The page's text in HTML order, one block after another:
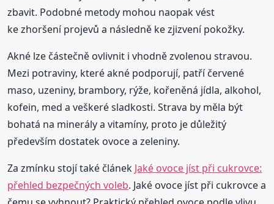
zbavit. Podobné metody mohou naopak vést
ke zhoršení projevů a následně ke zjizvení pokožky.
Akné lze částečně ovlivnit i vhodně zvolenou stravou.
Mezi potraviny, které akné podporují, patří červené
maso, uzeniny, brambory, rýže, kořeněná jídla, alkohol,
kofein, med a veškeré sladkosti. Strava by měla být
bohatá na minerály a vitamíny, proto je důležitý
především dostatek ovoce a zeleniny.
Za zmínku stojí také článek Jaké ovoce jíst při cukrovce:
přehled bezpečných voleb. Jaké ovoce jíst při cukrovce a